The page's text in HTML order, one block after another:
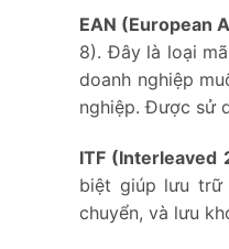
EAN (European
8). Đây là loại
doanh nghiệp
nghiệp. Được sử
ITF (Interleaved
biệt giúp lưu trữ
chuyển, và lưu